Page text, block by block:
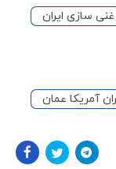
غنی سازی ایران
آمریکا عمان